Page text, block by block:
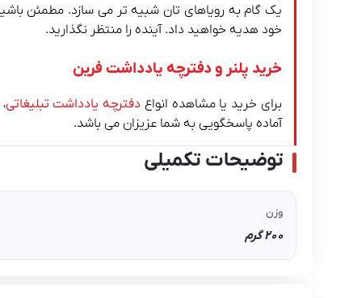
یک گام به رویاهای تان شبیه تر می سازد. مطمئن باشید
خود هدیه خواهید داد. آینده را منتظر نگذارید.
خرید پلنر و دفترچه یادداشت فرین
برای خرید یا مشاهده انواع دفترچه یادداشت تبلیغاتی
آماده پاسخگویی به شما عزیزان می باشد.
توضیحات تکمیلی
وزن
200 گرم